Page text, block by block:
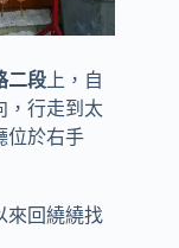
二段 上，自
，行走到太
位於右手
來回繞繞找